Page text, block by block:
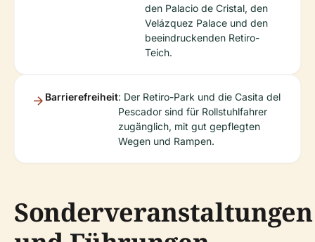
den Palacio de Cristal, den
Velázquez Palace und den
beeindruckenden Retiro-
Teich.
Barrierefreiheit: Der Retiro-Park und die Casita del
Pescador sind für Rollstuhlfahrer
zugänglich, mit gut gepflegten
Wegen und Rampen.
Sonderveranstaltungen